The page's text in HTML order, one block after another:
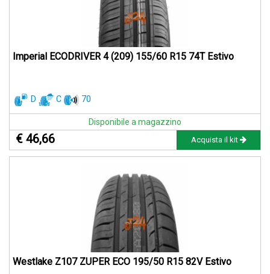
Imperial ECODRIVER 4 (209) 155/60 R15 74T Estivo
D C 70
Disponibile a magazzino
€ 46,66 Acquista il kit
Westlake Z107 ZUPER ECO 195/50 R15 82V Estivo